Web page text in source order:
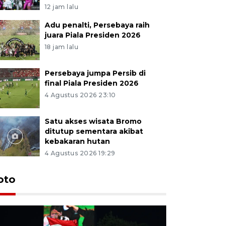
12 jam lalu
Adu penalti, Persebaya raih
juara Piala Presiden 2026
18 jam lalu
Persebaya jumpa Persib di
final Piala Presiden 2026
4 Agustus 2026 23:10
Satu akses wisata Bromo
ditutup sementara akibat
kebakaran hutan
4 Agustus 2026 19:29